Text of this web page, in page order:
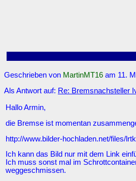
Geschrieben von MartinMT16 am 11.
Als Antwort auf: Re: Bremsnachsteller
Hallo Armin,
die Bremse ist momentan
http://www.bilder-hochladen.net/files/
Ich kann das Bild nur mit dem Link
Ich muss sonst mal im
weggeschmissen.